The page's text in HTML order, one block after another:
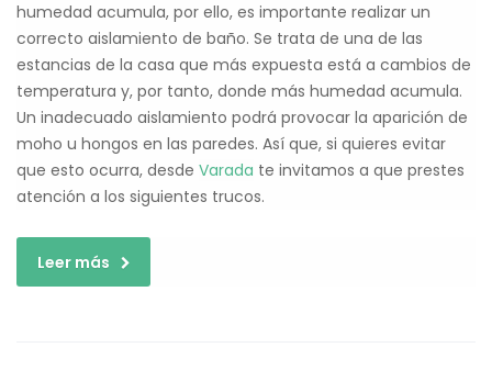
humedad acumula, por ello, es importante realizar un
correcto aislamiento de baño. Se trata de una de las
estancias de la casa que más expuesta está a cambios de
temperatura y, por tanto, donde más humedad acumula.
Un inadecuado aislamiento podrá provocar la aparición de
moho u hongos en las paredes. Así que, si quieres evitar
que esto ocurra, desde Varada te invitamos a que prestes
atención a los siguientes trucos.
Leer más